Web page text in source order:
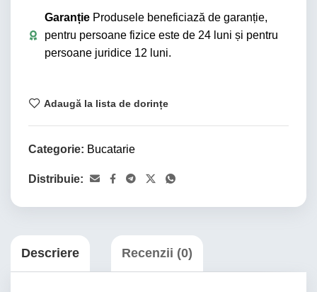
Garanție Produsele beneficiază de garanție,
pentru persoane fizice este de 24 luni și pentru
persoane juridice 12 luni.
Adaugă la lista de dorințe
Categorie: Bucatarie
Distribuie:
Descriere Recenzii (0)